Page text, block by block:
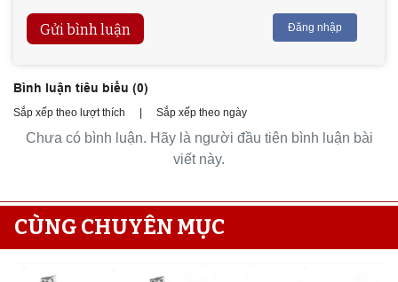
Gửi bình luận Đăng nhập
Bình luận tiêu biểu (0)
Sắp xếp theo lượt thích Sắp xếp theo ngày
Chưa có bình luận. Hãy là người đầu tiên bình luận bài
viết này.
CÙNG CHUYÊN MỤC